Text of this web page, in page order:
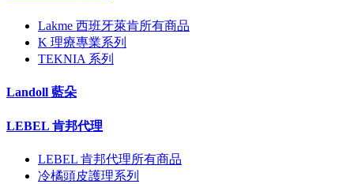
Lakme 西班牙萊肯所有商品
K 理療專業系列
TEKNIA 系列
Landoll 藍朵
LEBEL 肯邦代理
LEBEL 肯邦代理所有商品
冷橘頭皮護理系列